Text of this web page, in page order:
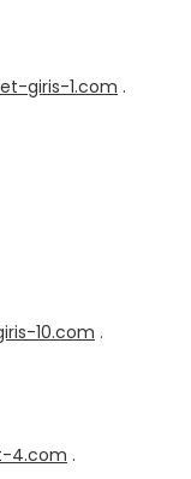
giris-1.com .
10.com .
4.com .